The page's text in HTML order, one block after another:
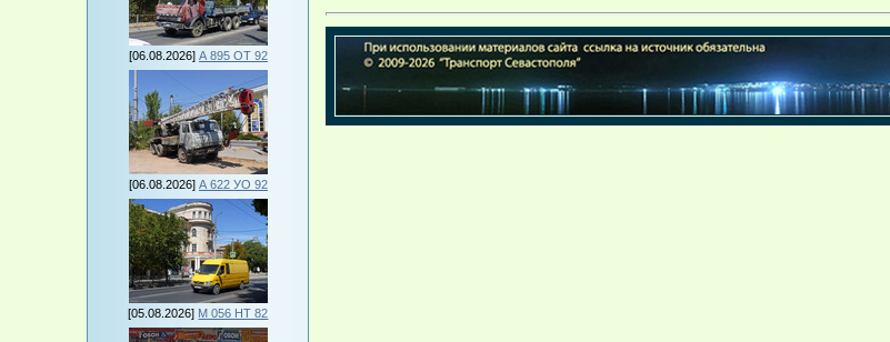
[06.08.2026] А 895 ОТ 92
[06.08.2026] А 622 УО 92
[05.08.2026] М 056 НТ 82